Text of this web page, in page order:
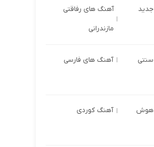
آهنگ های رفاقتی
مازندرانی
آهنگ های فارسی
هوش آهنگ کوردی